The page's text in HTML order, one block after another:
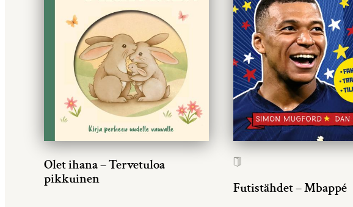
Olet ihana – Tervetuloa
pikkuinen
Futistähdet – Mbappé